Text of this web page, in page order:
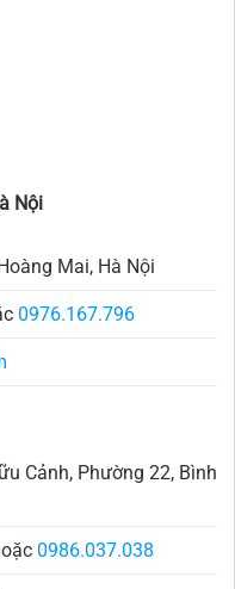
Nội
Mai, Hà Nội
0976.167.796
Cảnh, Phường 22, Bình
0986.037.038